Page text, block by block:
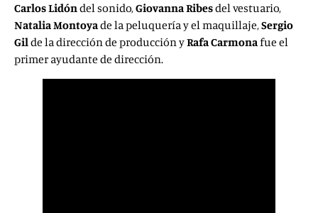
Carlos Lidóndel sonido,Giovanna Ribesdel vestuario,
Natalia Montoyade la peluquería y el maquillaje,Sergio
Gilde la dirección de producción yRafa Carmonafue el
primer ayudante de dirección.